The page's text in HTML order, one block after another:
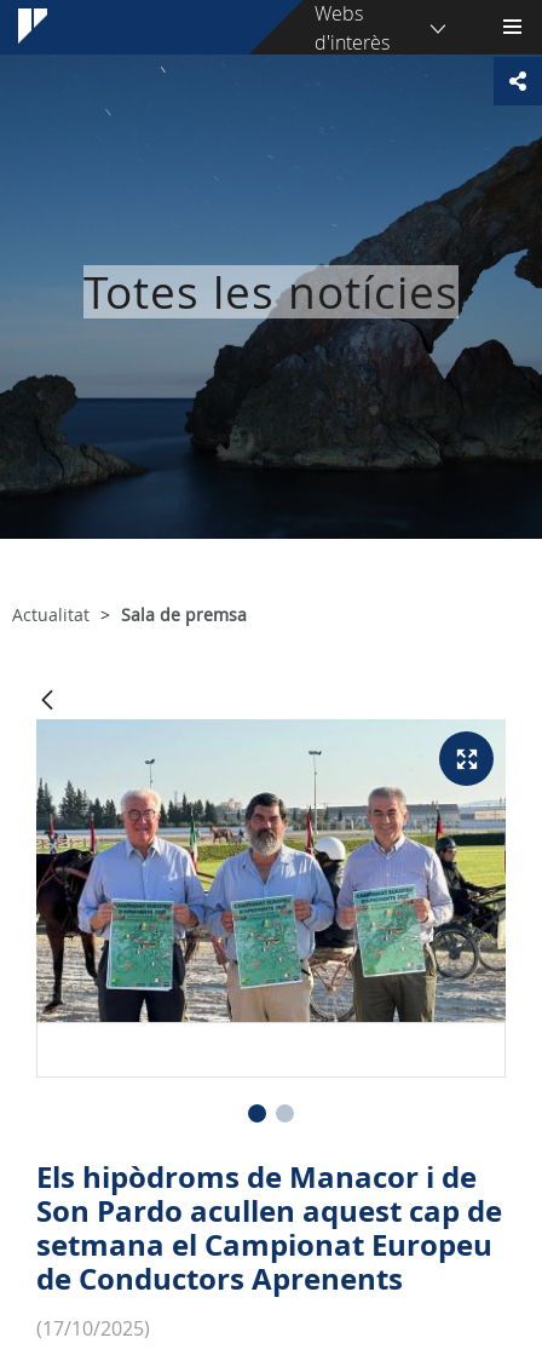
Webs
d'interès
Totes les notícies
Actualitat Sala de premsa
Els hipòdroms de Manacor i de
Son Pardo acullen aquest cap de
setmana el Campionat Europeu
de Conductors Aprenents
(17/10/2025)